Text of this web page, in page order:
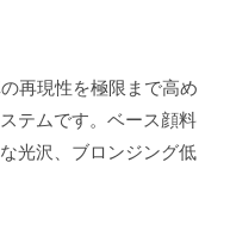
再現性を極限まで高め
テムです。ベース顔料
光沢、ブロンジング低